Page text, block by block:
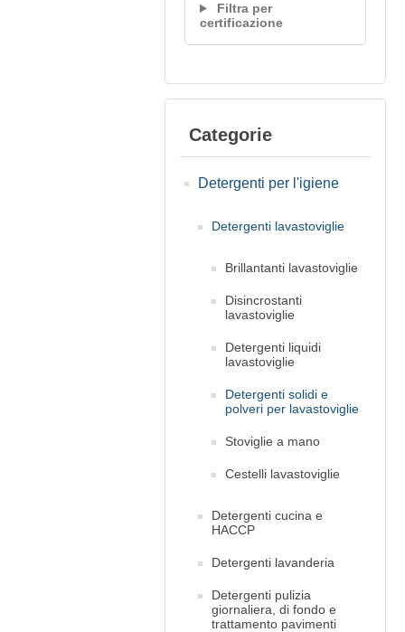
Filtra per
certificazione
Categorie
Detergenti per l'igiene
Detergenti lavastoviglie
Brillantanti lavastoviglie
Disincrostanti
lavastoviglie
Detergenti liquidi
lavastoviglie
Detergenti solidi e
polveri per lavastoviglie
Stoviglie a mano
Cestelli lavastoviglie
Detergenti cucina e
HACCP
Detergenti lavanderia
Detergenti pulizia
giornaliera, di fondo e
trattamento pavimenti